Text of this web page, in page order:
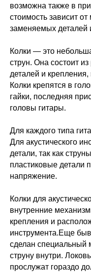
возможна также в
стоимость зависит
заменяемых деталей
Колки — это
струн. Она состоит
деталей и
Колки крепятся в
гайки, последняя
головы гитары.
Для каждого типа
Для акустического
детали, так как
пластиковые детали
напряжение.
Колки для
внутренние
крепления и
инструмента.Еще
сделан специальный
струну внутри.
прослужат гораздо